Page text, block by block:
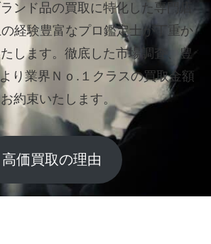
ンド品の買取に特化した専門店
経験豊富なプロ鑑定士が丁重か
します。 徹底した市場調査、豊
り業界Ｎｏ.１クラスの買取金額
約束いたします。
高価買取の理由